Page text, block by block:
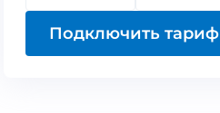
Подключить тариф